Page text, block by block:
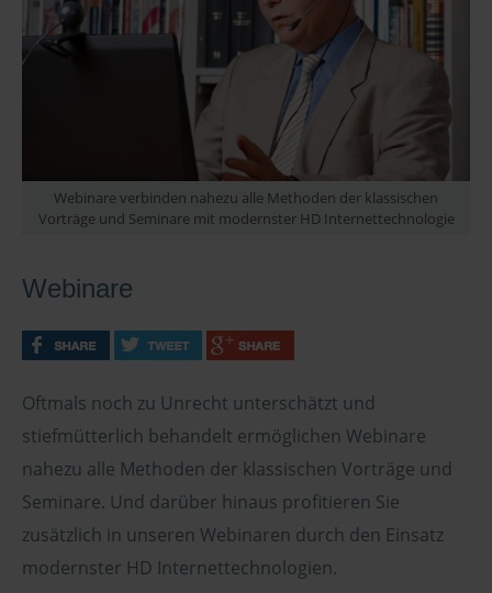
Webinare verbinden nahezu alle Methoden der klassischen
Vorträge und Seminare mit modernster HD Internettechnologie
Webinare
Oftmals noch zu Unrecht unterschätzt und
stiefmütterlich behandelt ermöglichen Webinare
nahezu alle Methoden der klassischen Vorträge und
Seminare. Und darüber hinaus profitieren Sie
zusätzlich in unseren Webinaren durch den Einsatz
modernster HD Internettechnologien.